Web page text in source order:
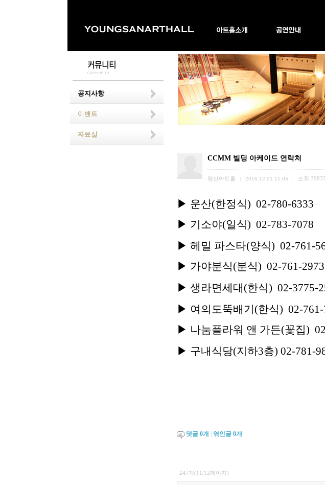
공지사항
이벤트
자료실
CCMM 빌딩 아케이드 연락처
영산아트홀 2016.12.01 11:05 조회 39837
▶ 운산(한정식) 02-780-6333
▶ 기소야(일식) 02-783-7078
▶ 헤 밀 파스타(양식) 02-761-
▶ 가야분식(분식) 02-761-2973
▶ 생라면세대(한식) 02-3775-
▶ 여의도뚝배기(한식) 02-761-
▶ 나눔플라워 앤 가든(꽃집)
▶ 구내식당(지하3층) 02-781-
댓글 0개 엮인글 0개
247개(11/12페이지)